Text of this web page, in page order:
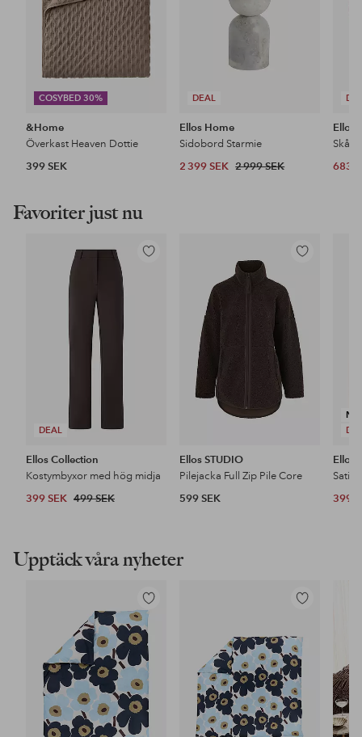
COSYBED 30%
&Home
Överkast Heaven Dottie
399 SEK
DEAL
Ellos Home
Sidobord Starmie
2 399 SEK 2 999 SEK
Ellos
Skål
683
Favoriter just nu
DEAL
Lägg
Ellos Collection
Kostymbyxor med hög midja
399 SEK 499 SEK
Lägg
favoriter
Ellos STUDIO
Pilejacka Full Zip Pile Core
599 SEK
Ellos
399
Upptäck våra nyheter
Lägg
till
i
favoriter
Lägg
i
favoriter